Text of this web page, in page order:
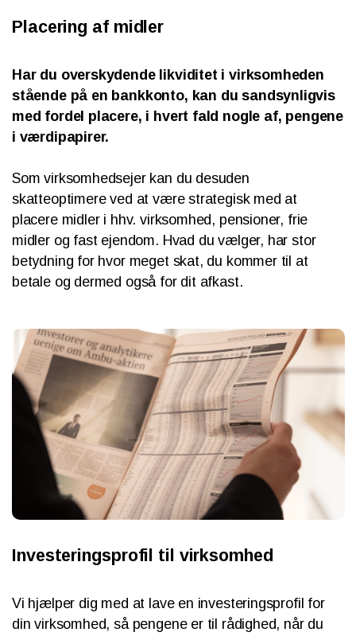
Placering af midler
Har du overskydende likviditet i virksomheden
stående på en bankkonto, kan du sandsynligvis
med fordel placere, i hvert fald nogle af, pengene
i værdipapirer.
Som virksomhedsejer kan du desuden
skatteoptimere ved at være strategisk med at
placere midler i hhv. virksomhed, pensioner, frie
midler og fast ejendom. Hvad du vælger, har stor
betydning for hvor meget skat, du kommer til at
betale og dermed også for dit afkast.
Investeringsprofil til virksomhed
Vi hjælper dig med at lave en investeringsprofil for
din virksomhed, så pengene er til rådighed, når du